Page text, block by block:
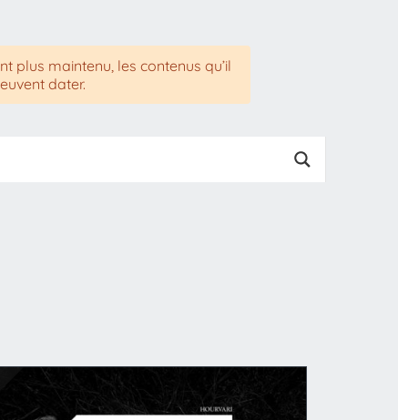
plus maintenu, les contenus qu’il
dater.